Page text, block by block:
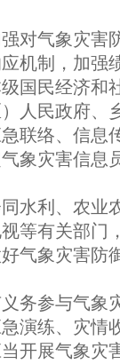
对气象灾害
机制，加
国民经济
人民政府
联络、信
象灾害信
水利、农业
等有关部
气象灾害防
务参与气象
演练、灾情
开展气象